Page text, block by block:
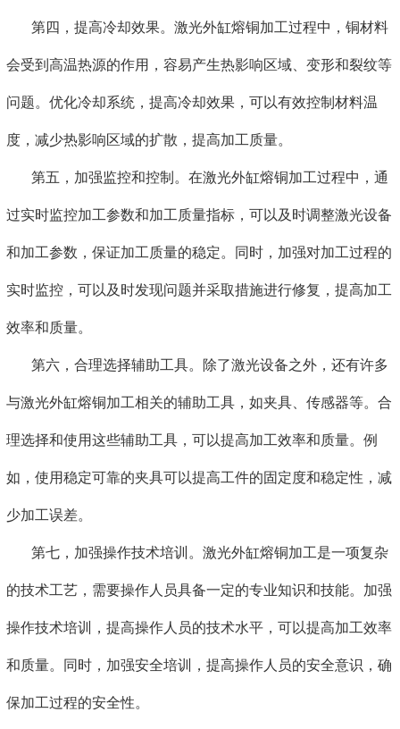
第四，提高冷却效果。激光外缸熔铜加工过程中，铜材料
会受到高温热源的作用，容易产生热影响区域、变形和裂纹等
问题。优化冷却系统，提高冷却效果，可以有效控制材料温
度，减少热影响区域的扩散，提高加工质量。
第五，加强监控和控制。在激光外缸熔铜加工过程中，通
过实时监控加工参数和加工质量指标，可以及时调整激光设备
和加工参数，保证加工质量的稳定。同时，加强对加工过程的
实时监控，可以及时发现问题并采取措施进行修复，提高加工
效率和质量。
第六，合理选择辅助工具。除了激光设备之外，还有许多
与激光外缸熔铜加工相关的辅助工具，如夹具、传感器等。合
理选择和使用这些辅助工具，可以提高加工效率和质量。例
如，使用稳定可靠的夹具可以提高工件的固定度和稳定性，减
少加工误差。
第七，加强操作技术培训。激光外缸熔铜加工是一项复杂
的技术工艺，需要操作人员具备一定的专业知识和技能。加强
操作技术培训，提高操作人员的技术水平，可以提高加工效率
和质量。同时，加强安全培训，提高操作人员的安全意识，确
保加工过程的安全性。